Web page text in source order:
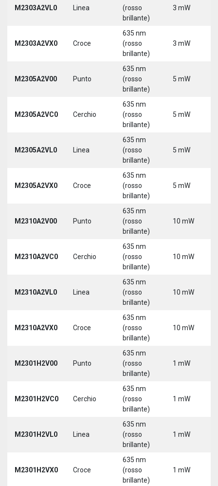
M2303A2VL0 Linea
(rosso
brillante)
3 mW
M2303A2VX0 Croce
635 nm
(rosso
brillante)
3 mW
M2305A2V00 Punto
635 nm
(rosso
brillante)
5 mW
M2305A2VC0 Cerchio
635 nm
(rosso
brillante)
5 mW
M2305A2VL0 Linea
635 nm
(rosso
brillante)
5 mW
M2305A2VX0 Croce
635 nm
(rosso
brillante)
5 mW
M2310A2V00 Punto
635 nm
(rosso
brillante)
10 mW
M2310A2VC0 Cerchio
635 nm
(rosso
brillante)
10 mW
M2310A2VL0 Linea
635 nm
(rosso
brillante)
10 mW
M2310A2VX0 Croce
635 nm
(rosso
brillante)
10 mW
M2301H2V00 Punto
635 nm
(rosso
brillante)
1 mW
M2301H2VC0 Cerchio
635 nm
(rosso
brillante)
1 mW
M2301H2VL0 Linea
635 nm
(rosso
brillante)
1 mW
M2301H2VX0 Croce
635 nm
(rosso
brillante)
1 mW